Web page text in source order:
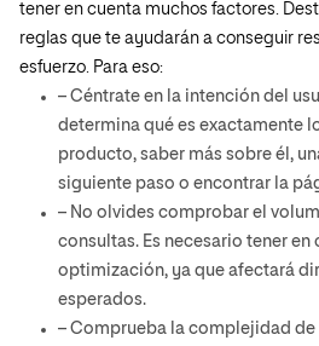
tener en cuenta muchos factores.
reglas que te ayudarán a conseguir
esfuerzo. Para eso:
– Céntrate en la intención del
determina qué es exactamente
producto, saber más sobre él,
siguiente paso o encontrar la
– No olvides comprobar el
consultas. Es necesario tener
optimización, ya que afectará
esperados.
– Comprueba la complejidad